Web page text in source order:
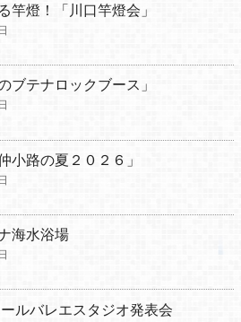
竿燈！「川口竿燈会」
ブテナロックブース」
小路の夏２０２６」
海水浴場
ルバレエスタジオ発表会